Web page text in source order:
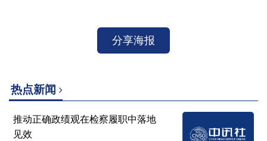
分享海报
热点新闻
推动正确政绩观在检察履职中落地
见效